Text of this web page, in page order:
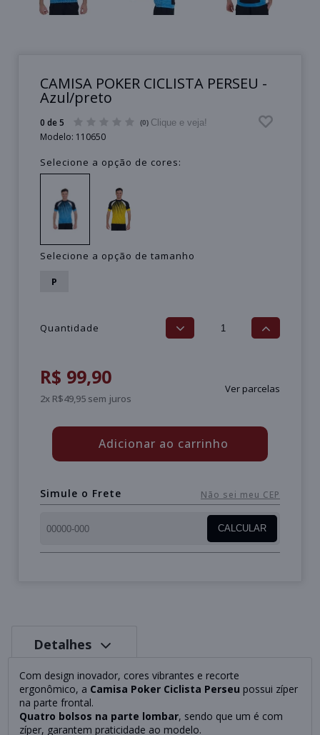
CAMISA POKER CICLISTA PERSEU -
Azul/preto
0 de 5 (0) Clique e veja!
Modelo: 110650
Selecione a opção de cores:
Selecione a opção de tamanho
P
Quantidade
Ver parcelas
R$ 99,90
2x R$49,95 sem juros
Adicionar ao carrinho
Simule o Frete Não sei meu CEP
CALCULAR
Detalhes
Com design inovador, cores vibrantes e recorte
ergonômico, a Camisa Poker Ciclista Perseu possui zíper
na parte frontal.
Quatro bolsos na parte lombar, sendo que um é com
zíper, garantem praticidade ao modelo.